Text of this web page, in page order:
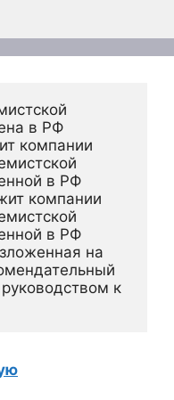
в РФ
компании
в РФ
компании
в РФ
на
к